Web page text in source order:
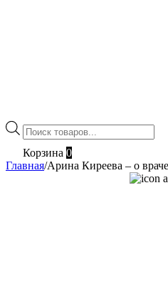
Поиск
товаров
Корзина 0
Главная/Арина Киреева – о